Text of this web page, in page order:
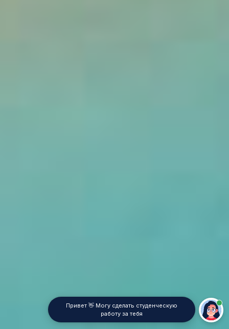
Привет 👋 Могу сделать студенческую
работу за тебя